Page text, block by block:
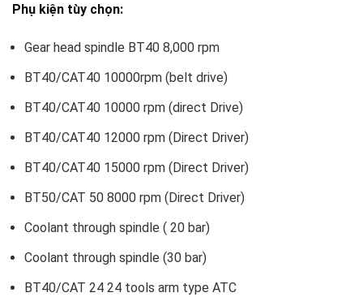
Phụ kiện tùy chọn:
Gear head spindle BT40 8,000 rpm
BT40/CAT40 10000rpm (belt drive)
BT40/CAT40 10000 rpm (direct Drive)
BT40/CAT40 12000 rpm (Direct Driver)
BT40/CAT40 15000 rpm (Direct Driver)
BT50/CAT 50 8000 rpm (Direct Driver)
Coolant through spindle ( 20 bar)
Coolant through spindle (30 bar)
BT40/CAT 24 24 tools arm type ATC